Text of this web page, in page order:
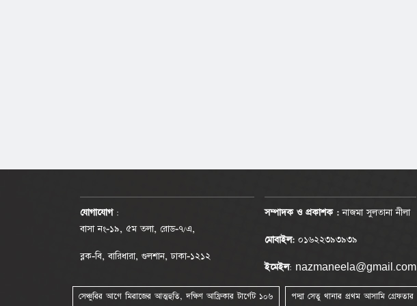
যোগাযোগ :
বাসা নং-১৯, ৫ম তলা, রোড-৭/এ,
ব্লক-বি, বারিধারা, গুলশান, ঢাকা-১২১২
সম্পাদক ও প্রকাশক :নাজমা সুলতানা নীলা
মোবাইল: ০১৬২২৩৯৩৯৩৯
ইমেইল: nazmaneela@gmail.com
পদ্মা সেতু থানার প্রথম আসামি গ্রেফতার
সেঞ্চুরির আগে মিরাজের আত্মহুতি, দক্ষিণ আফ্রিকার টার্গেট ১০৬